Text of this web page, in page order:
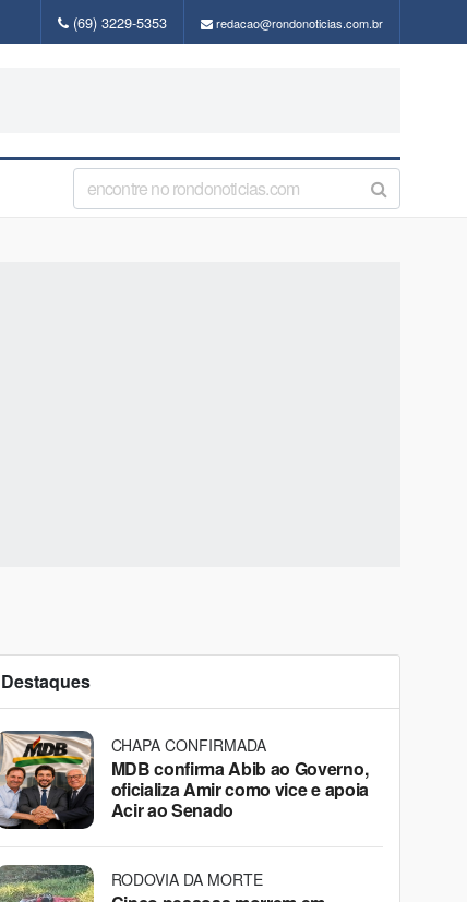
(69) 3229-5353 redacao@rondonoticias.com.br
Destaques
CHAPA CONFIRMADA
MDB confirma Abib ao Governo,
oficializa Amir como vice e apoia
Acir ao Senado
RODOVIA DA MORTE